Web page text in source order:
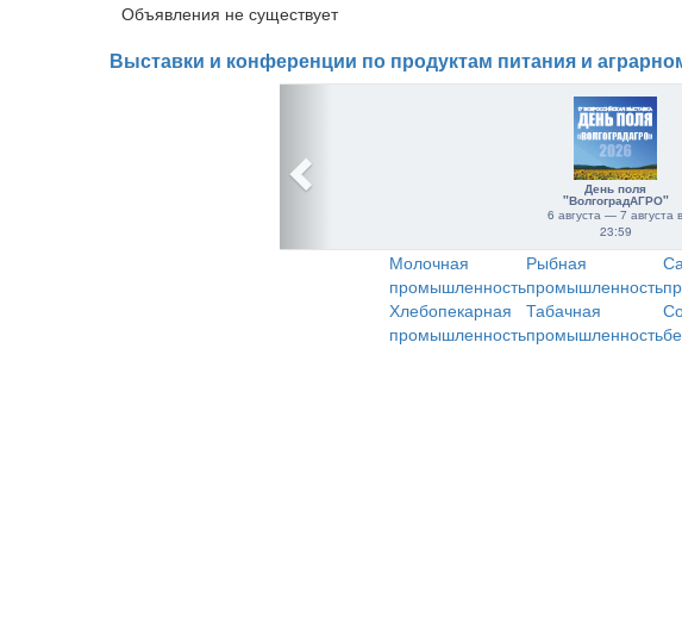
Объявления не существует
Выставки и конференции по продуктам питания и
День поля
"ВолгоградАГРО"
6 августа — 7 августа в
23:59
Молочная
промышленность
Рыбная
промышленность
Хлебопекарная
промышленность
Табачная
промышленность